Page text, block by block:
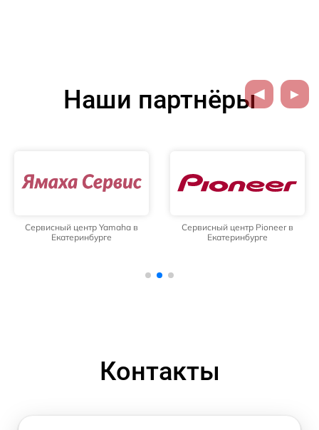
Наши партнёры
Сервисный центр Yamaha в
Екатеринбурге
Сервисный центр Pioneer в
Екатеринбурге
Контакты